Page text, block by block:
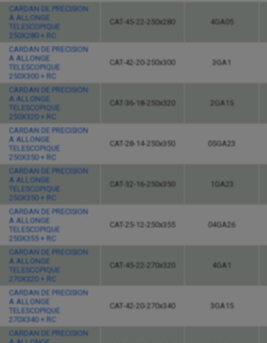
CARDAN DE PRECISION
A ALLONGE
TELESCOPIQUE
250X280 + RC
CAT-45-22-250x280 4GA05
CARDAN DE PRECISION
A ALLONGE
TELESCOPIQUE
250X300 + RC
CAT-42-20-250x300 3GA1
CARDAN DE PRECISION
A ALLONGE
TELESCOPIQUE
250X320 + RC
CAT-36-18-250x320 2GA15
CARDAN DE PRECISION
A ALLONGE
TELESCOPIQUE
250X350 + RC
CAT-28-14-250x350 05GA23
CARDAN DE PRECISION
A ALLONGE
TELESCOPIQUE
250X350 + RC
CAT-32-16-250x350 1GA23
CARDAN DE PRECISION
A ALLONGE
TELESCOPIQUE
250X355 + RC
CAT-25-12-250x355 04GA26
CARDAN DE PRECISION
A ALLONGE
TELESCOPIQUE
270X320 + RC
CAT-45-22-270x320 4GA1
CARDAN DE PRECISION
A ALLONGE
TELESCOPIQUE
270X340 + RC
CAT-42-20-270x340 3GA15
CARDAN DE PRECISION